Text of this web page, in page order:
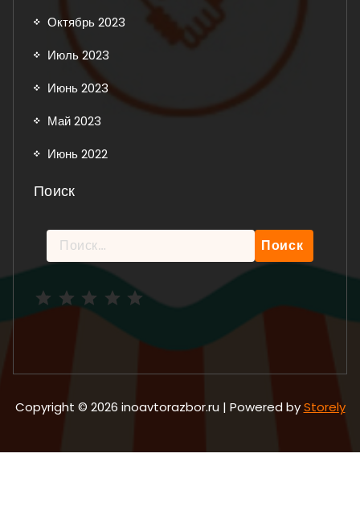
Октябрь 2023
Июль 2023
Июнь 2023
Май 2023
Июнь 2022
Поиск
Найти:
Copyright © 2026 inoavtorazbor.ru | Powered byStorely